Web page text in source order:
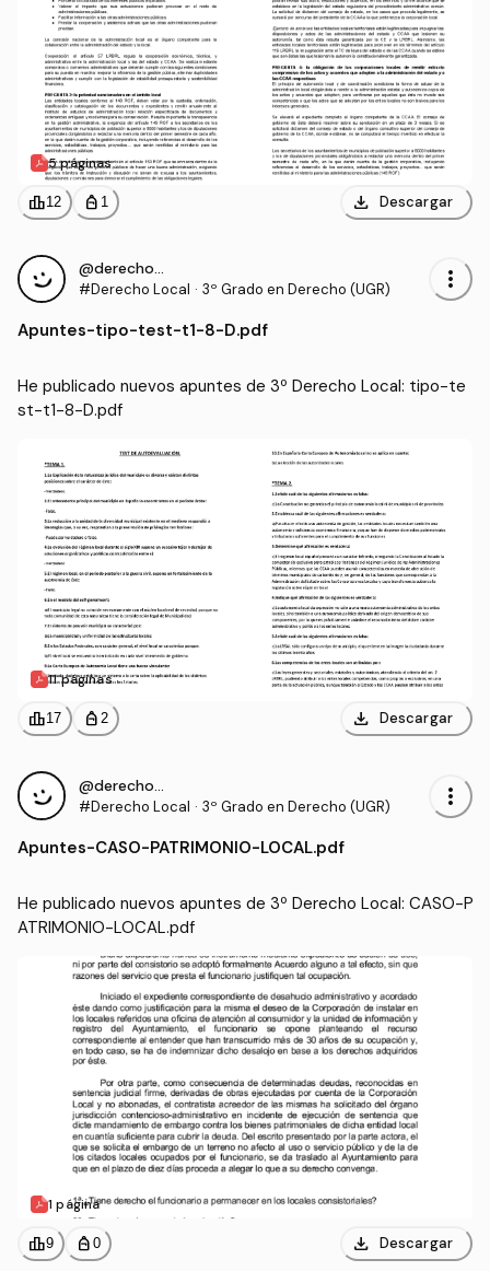
5 páginas
leaderboard12 personal_bag 1 download Descargar
@derecho_cp
#Derecho Local · 3º Grado en Derecho (UGR) more_vert
Apuntes-tipo-test-t1-8-D.pdf
He publicado nuevos apuntes de 3º Derecho Local: tipo-te
st-t1-8-D.pdf
11 páginas
leaderboard17 personal_bag 2 download Descargar
@derecho_cp
#Derecho Local · 3º Grado en Derecho (UGR) more_vert
Apuntes-CASO-PATRIMONIO-LOCAL.pdf
He publicado nuevos apuntes de 3º Derecho Local: CASO-P
ATRIMONIO-LOCAL.pdf
1 página
leaderboard9 personal_bag 0 download Descargar